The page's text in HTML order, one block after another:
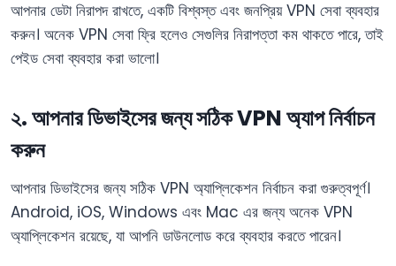
আপনার ডেটা নিরাপদ রাখতে, একটি বিশ্বস্ত এবং জনপ্রিয় VPN সেবা ব্যবহার
করুন। অনেক VPN সেবা ফ্রি হলেও সেগুলির নিরাপত্তা কম থাকতে পারে, তাই
পেইড সেবা ব্যবহার করা ভালো।
২. আপনার ডিভাইসের জন্য সঠিক VPN অ্যাপ নির্বাচন
করুন
আপনার ডিভাইসের জন্য সঠিক VPN অ্যাপ্লিকেশন নির্বাচন করা গুরুত্বপূর্ণ।
Android, iOS, Windows এবং Mac এর জন্য অনেক VPN
অ্যাপ্লিকেশন রয়েছে, যা আপনি ডাউনলোড করে ব্যবহার করতে পারেন।